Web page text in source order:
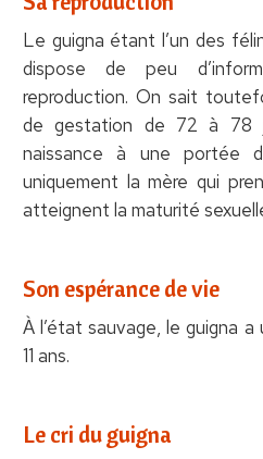
Le guigna étant l’un des
dispose de peu
reproduction. On sait
de gestation de 72 à 78
naissance à une portée
uniquement la mère qui
atteignent la maturité
Son espérance de vie
À l’état sauvage, le guigna
11 ans.
Le cri du guigna